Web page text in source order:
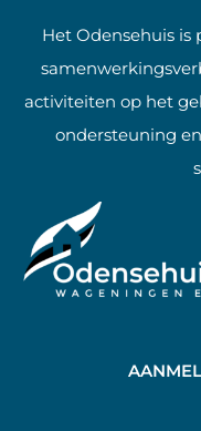
Het Odensehuis is
activiteiten op het
ondersteuning